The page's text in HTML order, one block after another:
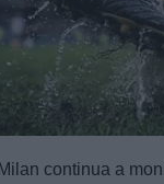
Loaded
100.00%
continua a